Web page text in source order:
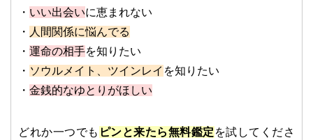
・ いい出会いに恵まれない
・ 人間関係に悩んでる
・ 運命の相手を知りたい
・ ソウルメイト、ツインレイ を知りたい
・ 金銭的なゆとりがほしい
どれか一つでも ピンと来たら無料鑑定 を試してくださ